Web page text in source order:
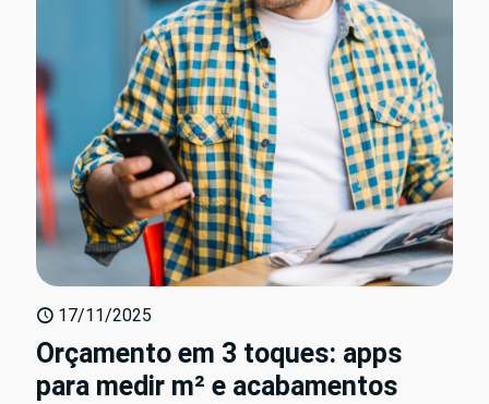
17/11/2025
Orçamento em 3 toques: apps
para medir m² e acabamentos